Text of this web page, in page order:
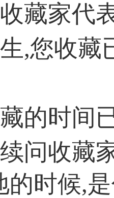
藏家代
,您收藏
的时间
问收藏
的时候,